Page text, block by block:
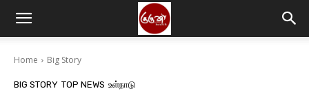
Home Big Story
BIG STORY TOP NEWS உள்நாடு